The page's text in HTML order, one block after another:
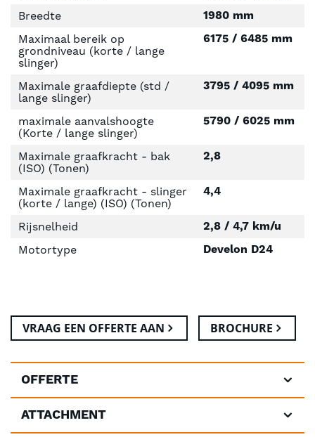
Breedte 1980 mm
Maximaal bereik op
grondniveau (korte / lange
slinger)
6175 / 6485 mm
Maximale graafdiepte (std /
lange slinger)
3795 / 4095 mm
maximale aanvalshoogte
(Korte / lange slinger)
5790 / 6025 mm
Maximale graafkracht - bak
(ISO) (Tonen)
2,8
Maximale graafkracht - slinger
(korte / lange) (ISO) (Tonen)
4,4
Rijsnelheid 2,8 / 4,7 km/u
Motortype Develon D24
VRAAG EEN OFFERTE AAN BROCHURE
OFFERTE
ATTACHMENT